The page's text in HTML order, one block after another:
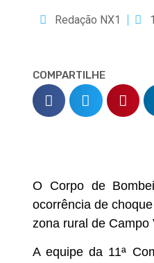
Redação NX1
COMPARTILHE
O Corpo de
ocorrência de
zona rural de Campo
A equipe da 11ª